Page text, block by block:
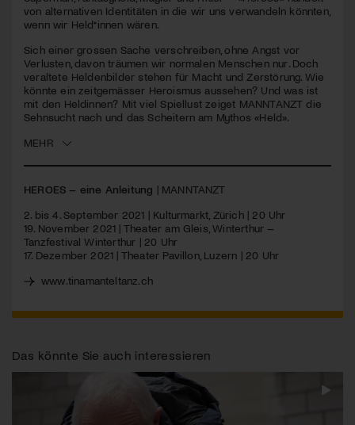
seconds
von alternativen Identitäten in die wir uns verwandeln könnten,
wenn wir Held*innen wären.
Sich einer grossen Sache verschreiben, ohne Angst vor
Verlusten, davon träumen wir normalen Menschen nur. Doch
veraltete Heldenbilder stehen für Macht und Zerstörung. Wie
könnte ein zeitgemässer Heroismus aussehen? Und was ist
mit den Heldinnen? Mit viel Spiellust zeiget MANNTANZT die
Sehnsucht nach und das Scheitern am Mythos «Held».
MEHR
HEROES – eine Anleitung | MANNTANZT
2. bis 4. September 2021 | Kulturmarkt, Zürich | 20 Uhr
19. November 2021 | Theater am Gleis, Winterthur –
Tanzfestival Winterthur | 20 Uhr
17. Dezember 2021 | Theater Pavillon, Luzern | 20 Uhr
www.tinamanteltanz.ch
Das könnte Sie auch interessieren